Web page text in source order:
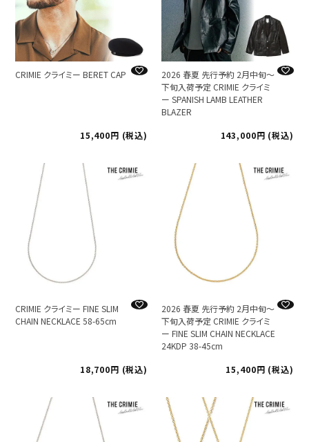
CRIMIE クライミー BERET CAP
15,400 税込
2026 春夏 先行予約 2月中旬～
下旬入荷予定 CRIMIE クライミ
ー SPANISH LAMB LEATHER
BLAZER
143,000
税込
CRIMIE クライミー FINE SLIM
CHAIN NECKLACE 58-65cm
18,700 税込
2026 春夏 先行予約 2月中旬～
下旬入荷予定 CRIMIE クライミ
ー FINE SLIM CHAIN NECKLACE
24KDP 38-45cm
15,400
税込